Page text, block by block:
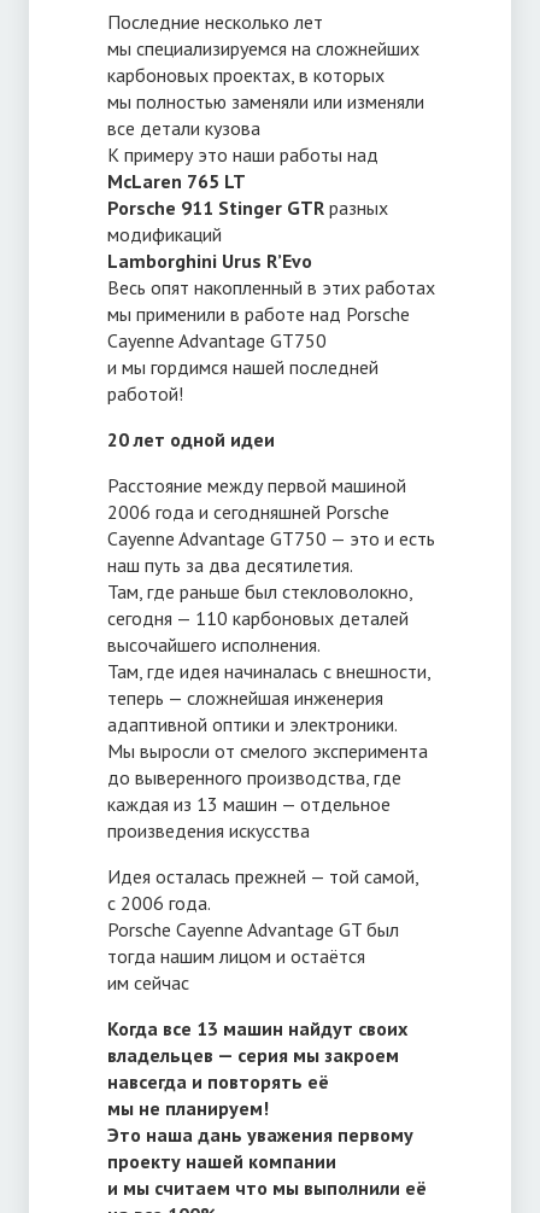
Последние несколько лет
мы специализируемся на сложнейших
карбоновых проектах, в которых
мы полностью заменяли или изменяли
все детали кузова
К примеру это наши работы над
McLaren 765 LT
Porsche 911 Stinger GTR разных
модификаций
Lamborghini Urus R’Evo
Весь опят накопленный в этих работах
мы применили в работе над Porsche
Cayenne Advantage GT750
и мы гордимся нашей последней
работой!
20 лет одной идеи
Расстояние между первой машиной
2006 года и сегодняшней Porsche
Cayenne Advantage GT750 — это и есть
наш путь за два десятилетия.
Там, где раньше был стекловолокно,
сегодня — 110 карбоновых деталей
высочайшего исполнения.
Там, где идея начиналась с внешности,
теперь — сложнейшая инженерия
адаптивной оптики и электроники.
Мы выросли от смелого эксперимента
до выверенного производства, где
каждая из 13 машин — отдельное
произведения искусства
Идея осталась прежней — той самой,
с 2006 года.
Porsche Cayenne Advantage GT был
тогда нашим лицом и остаётся
им сейчас
Когда все 13 машин найдут своих
владельцев — серия мы закроем
навсегда и повторять её
мы не планируем!
Это наша дань уважения первому
проекту нашей компании
и мы считаем что мы выполнили её